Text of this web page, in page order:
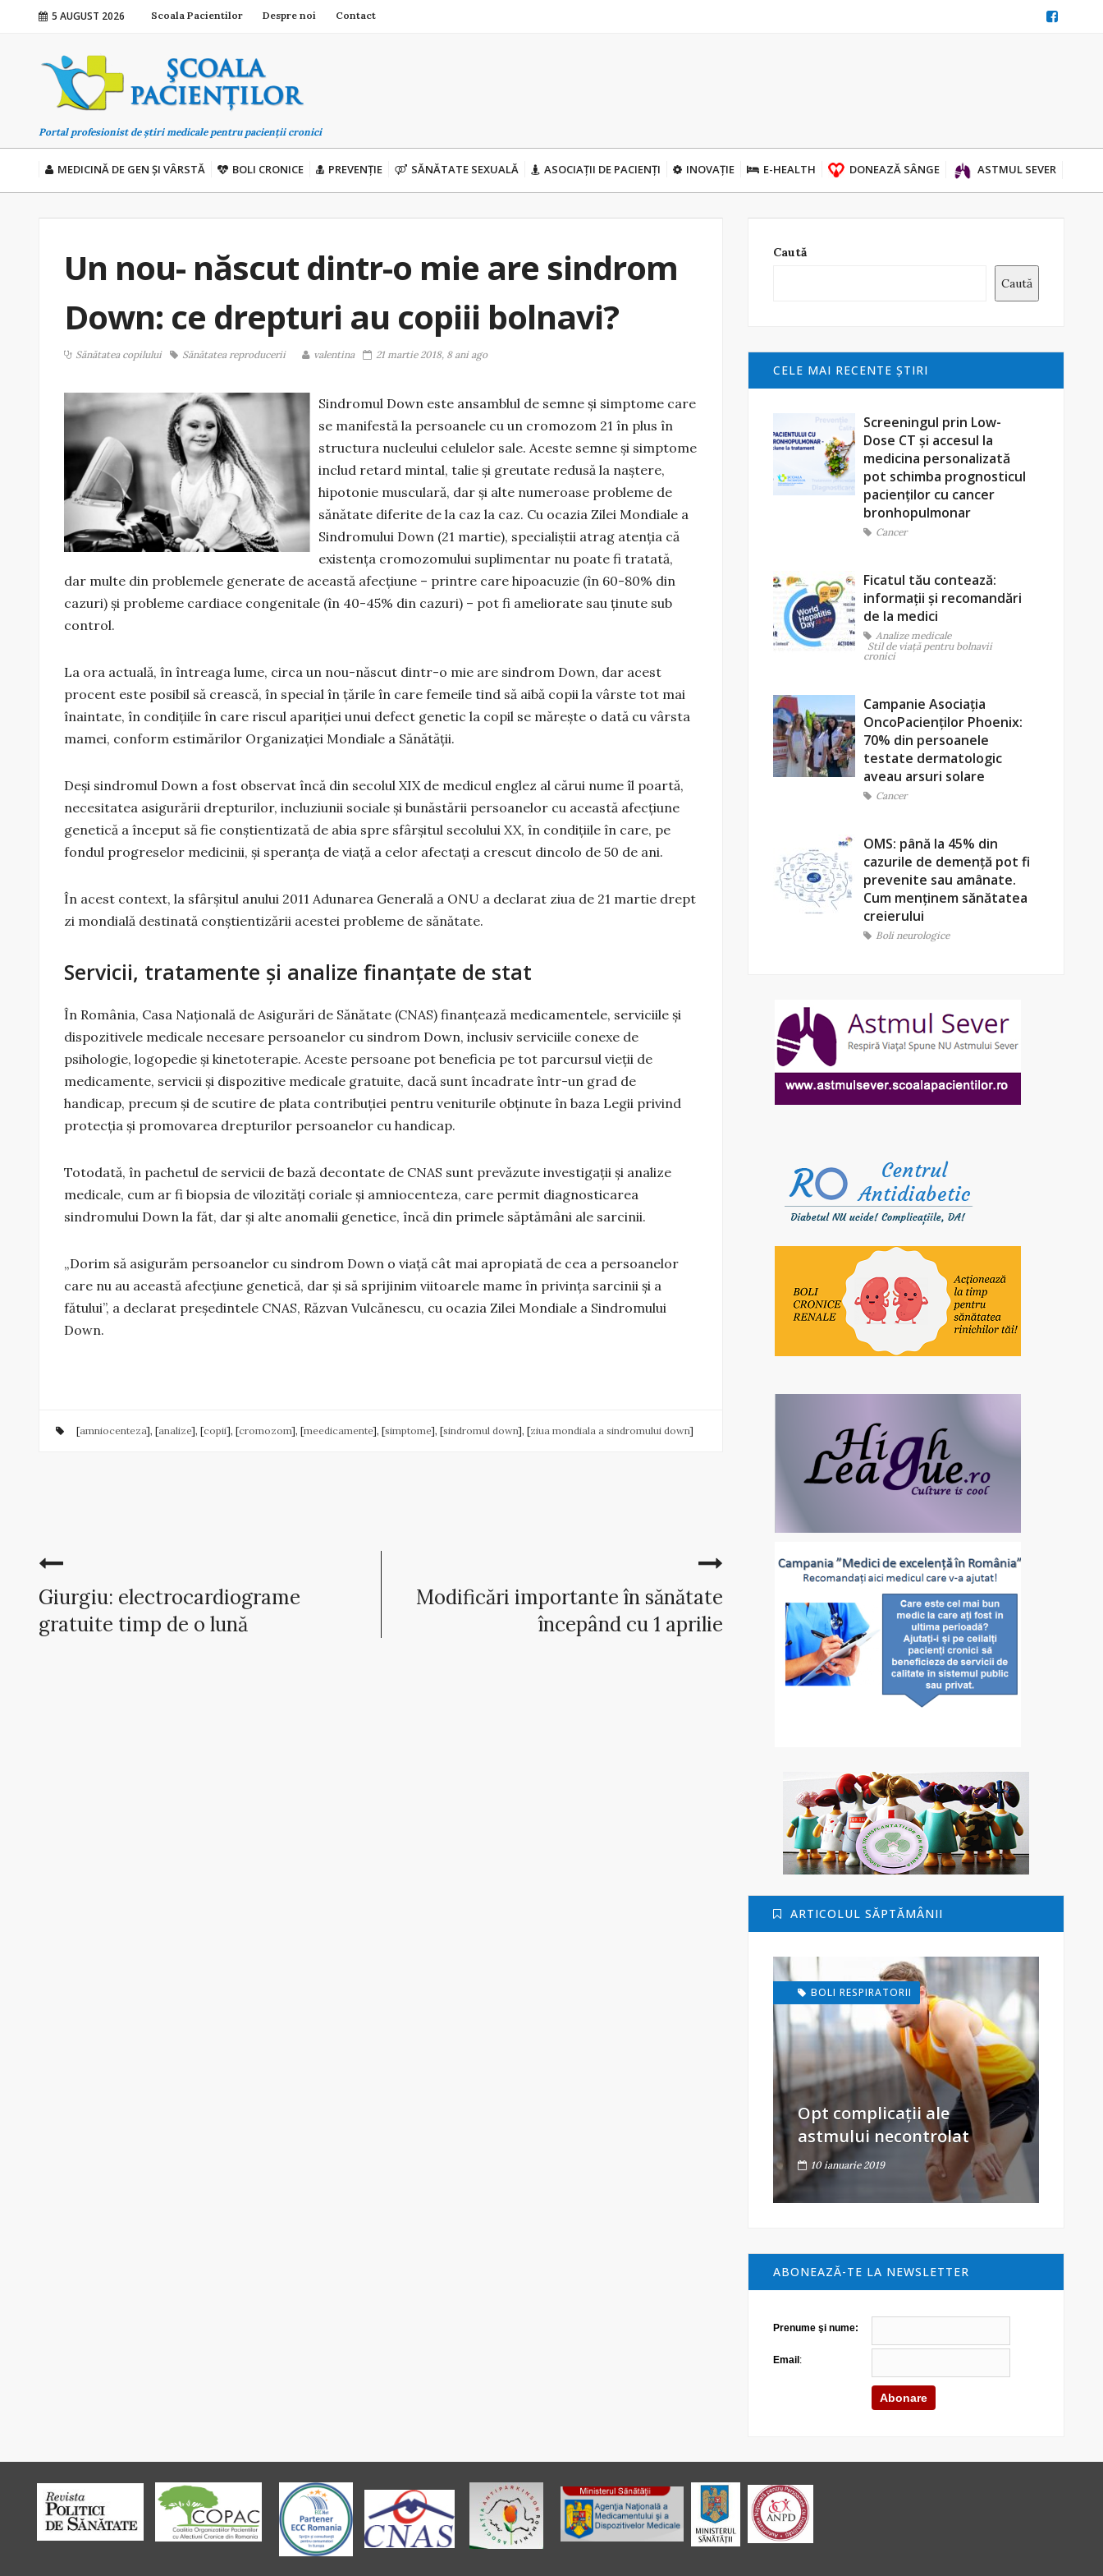
5 AUGUST 2026 Scoala Pacientilor Despre noi Contact
Portal profesionist de știri medicale pentru pacienții cronici
MEDICINĂ DE GEN ȘI VÂRSTĂ BOLI CRONICE PREVENȚIE SĂNĂTATE SEXUALĂ ASOCIAȚII DE PACIENȚI INOVAȚIE E-HEALTH DONEAZĂ SÂNGE ASTMUL SEVER
Un nou- născut dintr-o mie are sindrom
Down: ce drepturi au copiii bolnavi?
Sănătatea copilului Sănătatea reproducerii valentina 21 martie 2018, 8 ani ago
Sindromul Down este ansamblul de semne şi simptome care
se manifestă la persoanele cu un cromozom 21 în plus în
structura nucleului celulelor sale. Aceste semne şi simptome
includ retard mintal, talie şi greutate redusă la naştere,
hipotonie musculară, dar şi alte numeroase probleme de
sănătate diferite de la caz la caz. Cu ocazia Zilei Mondiale a
Sindromului Down (21 martie), specialiștii atrag atenția că
existenţa cromozomului suplimentar nu poate fi tratată,
dar multe din problemele generate de această afecţiune – printre care hipoacuzie (în 60-80% din
cazuri) şi probleme cardiace congenitale (în 40-45% din cazuri) – pot fi ameliorate sau ţinute sub
control.
La ora actuală, în întreaga lume, circa un nou-născut dintr-o mie are sindrom Down, dar acest
procent este posibil să crească, în special în ţările în care femeile tind să aibă copii la vârste tot mai
înaintate, în condiţiile în care riscul apariţiei unui defect genetic la copil se măreşte o dată cu vârsta
mamei, conform estimărilor Organizaţiei Mondiale a Sănătăţii.
Deşi sindromul Down a fost observat încă din secolul XIX de medicul englez al cărui nume îl poartă,
necesitatea asigurării drepturilor, incluziunii sociale şi bunăstării persoanelor cu această afecţiune
genetică a început să fie conştientizată de abia spre sfârşitul secolului XX, în condiţiile în care, pe
fondul progreselor medicinii, şi speranţa de viaţă a celor afectaţi a crescut dincolo de 50 de ani.
În acest context, la sfârşitul anului 2011 Adunarea Generală a ONU a declarat ziua de 21 martie drept
zi mondială destinată conştientizării acestei probleme de sănătate.
Servicii, tratamente și analize finanțate de stat
În România, Casa Națională de Asigurări de Sănătate (CNAS) finanţează medicamentele, serviciile şi
dispozitivele medicale necesare persoanelor cu sindrom Down, inclusiv serviciile conexe de
psihologie, logopedie şi kinetoterapie. Aceste persoane pot beneficia pe tot parcursul vieţii de
medicamente, servicii şi dispozitive medicale gratuite, dacă sunt încadrate într-un grad de
handicap, precum şi de scutire de plata contribuţiei pentru veniturile obţinute în baza Legii privind
protecţia şi promovarea drepturilor persoanelor cu handicap.
Totodată, în pachetul de servicii de bază decontate de CNAS sunt prevăzute investigaţii şi analize
medicale, cum ar fi biopsia de vilozităţi coriale şi amniocenteza, care permit diagnosticarea
sindromului Down la făt, dar şi alte anomalii genetice, încă din primele săptămâni ale sarcinii.
„Dorim să asigurăm persoanelor cu sindrom Down o viaţă cât mai apropiată de cea a persoanelor
care nu au această afecţiune genetică, dar şi să sprijinim viitoarele mame în privinţa sarcinii şi a
fătului”, a declarat preşedintele CNAS, Răzvan Vulcănescu, cu ocazia Zilei Mondiale a Sindromului
Down.
[amniocenteza], [analize], [copii], [cromozom], [meedicamente], [simptome], [sindromul down], [ziua mondiala a sindromului down]
Giurgiu: electrocardiograme
gratuite timp de o lună
Modificări importante în sănătate
începând cu 1 aprilie
Caută
Caută
CELE MAI RECENTE ŞTIRI
Screeningul prin Low-
Dose CT și accesul la
medicina personalizată
pot schimba prognosticul
pacienților cu cancer
bronhopulmonar
Cancer
Ficatul tău contează:
informații și recomandări
de la medici
Analize medicale
Stil de viaţă pentru bolnavii
cronici
Campanie Asociația
OncoPacienților Phoenix:
70% din persoanele
testate dermatologic
aveau arsuri solare
Cancer
OMS: până la 45% din
cazurile de demență pot fi
prevenite sau amânate.
Cum menținem sănătatea
creierului
Boli neurologice
ARTICOLUL SĂPTĂMÂNII
BOLI RESPIRATORII
Opt complicații ale
astmului necontrolat
10 ianuarie 2019
ABONEAZĂ-TE LA NEWSLETTER
Prenume şi nume:
Email: